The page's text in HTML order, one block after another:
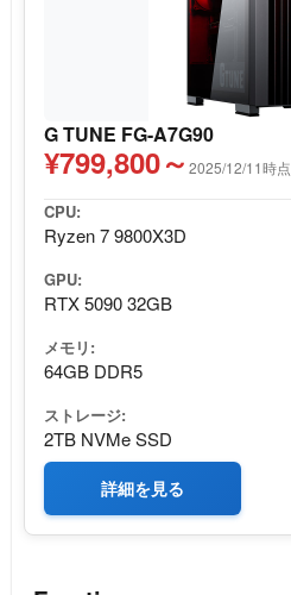
G TUNE FG-A7G90
¥799,800～ 2025/12/11時点
CPU:
Ryzen 7 9800X3D
GPU:
RTX 5090 32GB
メモリ:
64GB DDR5
ストレージ:
2TB NVMe SSD
詳細を見る